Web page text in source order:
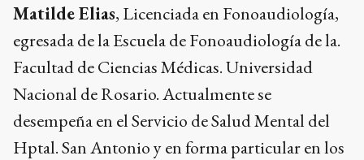
Matilde Elias, Licenciada en Fonoaudiología,
egresada de la Escuela de Fonoaudiología de la.
Facultad de Ciencias Médicas. Universidad
Nacional de Rosario. Actualmente se
desempeña en el Servicio de Salud Mental del
Hptal. San Antonio y en forma particular en los